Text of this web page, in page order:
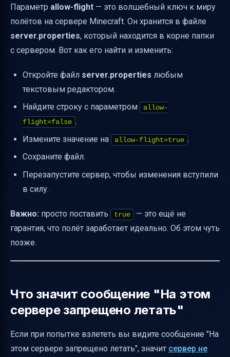
Пример конфигурации server.properties для
полёта
FAQ для игроков
Полезные ссылки
Параметр allow-flight — это волшебный ключ к миру
полётов на сервере Minecraft. Он хранится в файле
server.properties, который находится в корне папки
с сервером. Вот как его найти и изменить:
Откройте файл server.properties любым
текстовым редактором.
Найдите строку с параметром
allow-
flight=false .
Измените значение на
allow-flight=true .
Сохраните файл.
Перезапустите сервер, чтобы изменения вступили
в силу.
Важно: просто поставить true
— это ещё не
гарантия, что полёт заработает идеально. Об этом чуть
позже.
Что значит сообщение "На этом
сервере запрещено летать"
Если при попытке взлететь вы видите сообщение "На
этом сервере запрещено летать", значит сервер не